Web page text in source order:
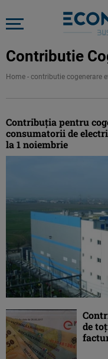
Contributie
Home - contributie cogenerare
Contribuția pentru
consumatorii de
la 1 noiembrie
de